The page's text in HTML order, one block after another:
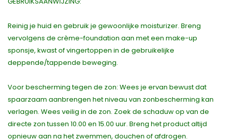
Reinig je huid en gebruik je gewoonlijke moisturizer. Breng
vervolgens de crème-foundation aan met een make-up
sponsje, kwast of vingertoppen in de gebruikelijke
deppende/tappende beweging.
Voor bescherming tegen de zon: Wees je ervan bewust dat
spaarzaam aanbrengen het niveau van zonbescherming kan
verlagen. Wees veilig in de zon. Zoek de schaduw op van de
directe zon tussen 10.00 en 15.00 uur. Breng het product altijd
opnieuw aan na het zwemmen, douchen of afdrogen.